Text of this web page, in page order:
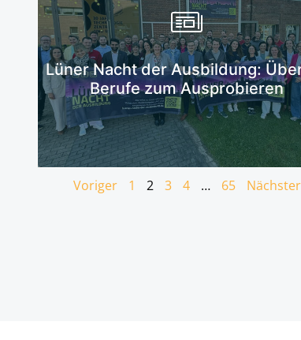
Lüner Nacht der Ausbildung:
Berufe zum Ausprobieren
Mehr erfahren
Voriger 1 2 3 4 … 65 Nächster